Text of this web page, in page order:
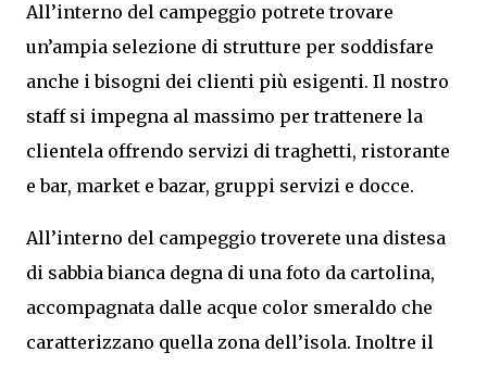
All’interno del campeggio potrete trovare
un’ampia selezione di strutture per soddisfare
anche i bisogni dei clienti più esigenti. Il nostro
staff si impegna al massimo per trattenere la
clientela offrendo servizi di traghetti, ristorante
e bar, market e bazar, gruppi servizi e docce.
All’interno del campeggio troverete una distesa
di sabbia bianca degna di una foto da cartolina,
accompagnata dalle acque color smeraldo che
caratterizzano quella zona dell’isola. Inoltre il